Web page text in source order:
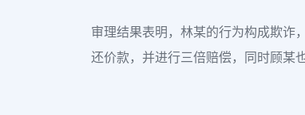
审理结果表明，林某的行为构成欺诈
还价款，并进行三倍赔偿，同时顾某